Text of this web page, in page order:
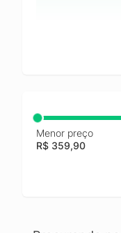
Menor preço
R$ 359,90